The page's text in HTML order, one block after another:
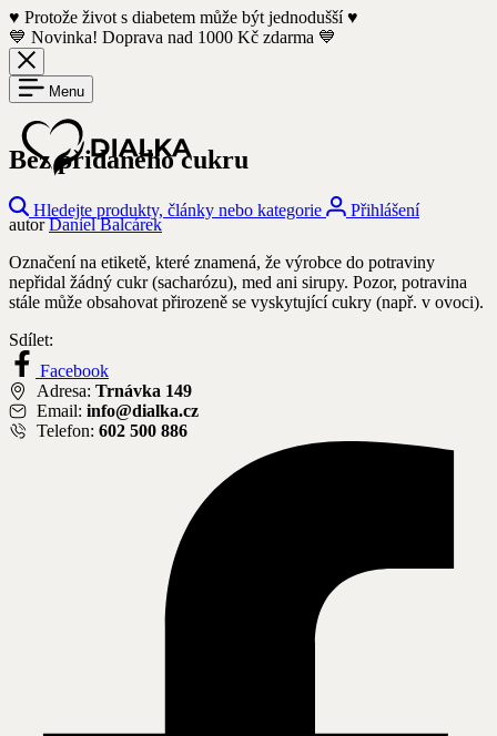
♥️ Protože život s diabetem může být jednodušší ♥️
💙 Novinka! Doprava nad 1000 Kč zdarma 💙
Menu
Hledejte produkty, články nebo kategorie Přihlášení
Bez přidaného cukru
autorDaniel Balcárek
Označení na etiketě, které znamená, že výrobce do potraviny
nepřidal žádný cukr (sacharózu), med ani sirupy. Pozor, potravina
stále může obsahovat přirozeně se vyskytující cukry (např. v ovoci).
Sdílet:
Facebook
Adresa: Trnávka 149
Email: info@dialka.cz
Telefon: 602 500 886